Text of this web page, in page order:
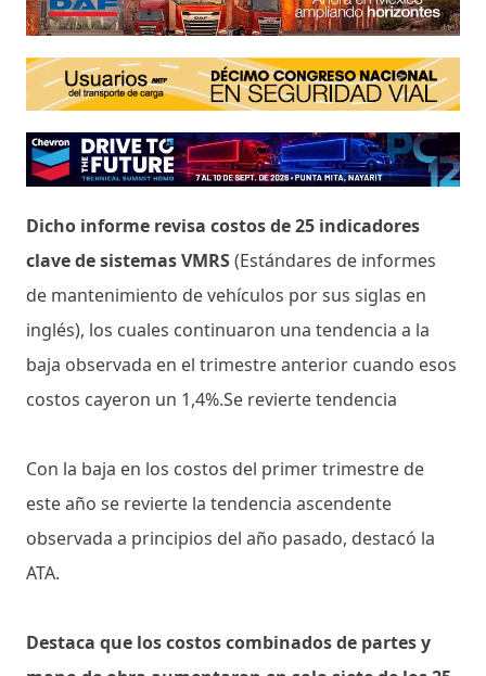
Dicho informe revisa costos de 25 indicadores
clave de sistemas VMRS(Estándares de informes
de mantenimiento de vehículos por sus siglas en
inglés), los cuales continuaron una tendencia a la
baja observada en el trimestre anterior cuando esos
costos cayeron un 1,4%.Se revierte tendencia
Con la baja en los costos del primer trimestre de
este año se revierte la tendencia ascendente
observada a principios del año pasado, destacó la
ATA.
Destaca que los costos combinados de partes y